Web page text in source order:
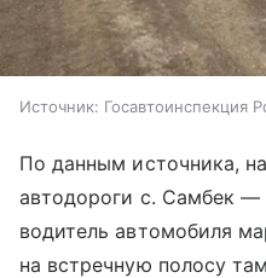
Источник: Госавтоинспекция
По данным источника,
автодороги c. Самбек —
водитель автомобиля
на встречную полосу